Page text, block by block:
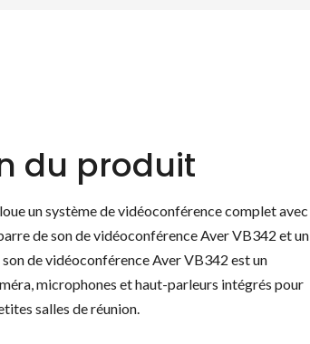
du produit
un système de vidéoconférence complet avec
de son de vidéoconférence Aver VB342 et un
de vidéoconférence Aver VB342 est un
microphones et haut-parleurs intégrés pour
salles de réunion.